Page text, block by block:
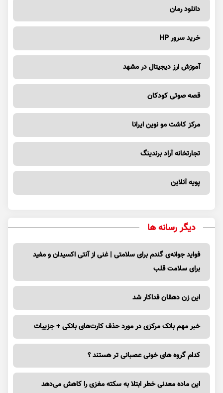
دانلود رمان
خرید سرور HP
آموزش ارز دیجیتال در مشهد
قصه صوتی کودکان
مرکز کاشت مو نوین ایرانا
تجارتخانه آراد برندینگ
پویه آنلاین
دیگر رسانه ها
فواید جوانه‌ی گندم برای سلامتی | غنی از آنتی اکسیدان و مفید
برای سلامت قلب
این زن دهقان فداکار شد
خبر مهم بانک مرکزی در مورد حذف کارت‌های بانکی + جزییات
کدام گروه های خونی عصبانی تر هستند ؟
این ماده معدنی خطر ابتلا به سکته مغزی را کاهش می‌دهد